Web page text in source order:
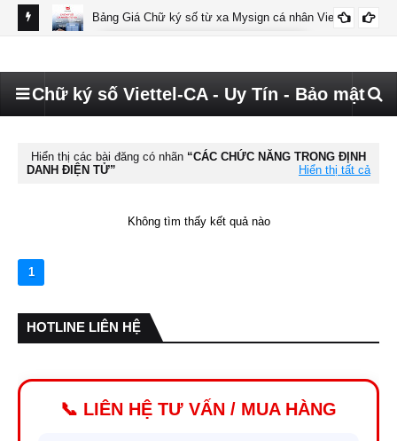
Bảng Giá Chữ ký số từ xa Mysign cá nhân Viettel
Chữ ký số Viettel-CA - Uy Tín - Bảo mật
Hiển thị các bài đăng có nhãn
CÁC CHỨC NĂNG TRONG ĐỊNH
DANH ĐIỆN TỬ
Hiển thị tất cả
Không tìm thấy kết quả nào
1
HOTLINE LIÊN HỆ
📞 LIÊN HỆ TƯ VẤN / MUA HÀNG